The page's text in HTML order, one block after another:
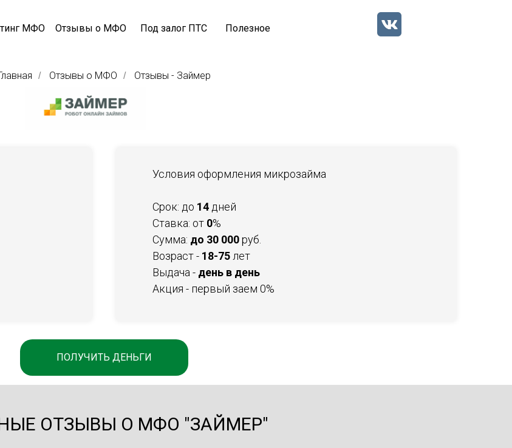
Полезное
МФО Отзывы о МФО Под залог ПТС
/ Отзывы о МФО / Отзывы - Займер
Условия оформления микрозайма
Срок: до 14 дней
Ставка: от 0%
Сумма: до 30 000руб.
Возраст - 18-75 лет
Выдача - день в день
Акция - первый заем 0%
ПОЛУЧИТЬ ДЕНЬГИ
ОТЗЫВЫ О МФО "ЗАЙМЕР"